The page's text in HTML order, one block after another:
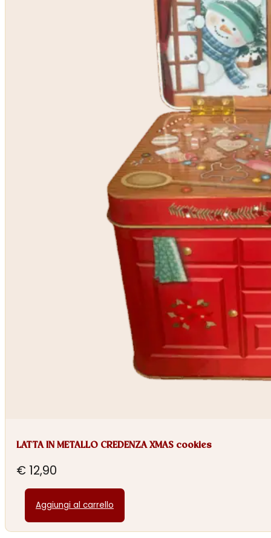
LATTA IN METALLO CREDENZA XMAS cookies
€ 12,90
Aggiungi al carrello